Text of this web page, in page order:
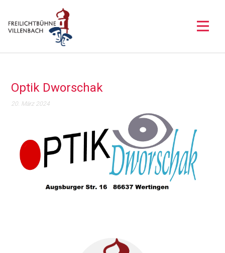
Optik Dworschak
20. März 2024